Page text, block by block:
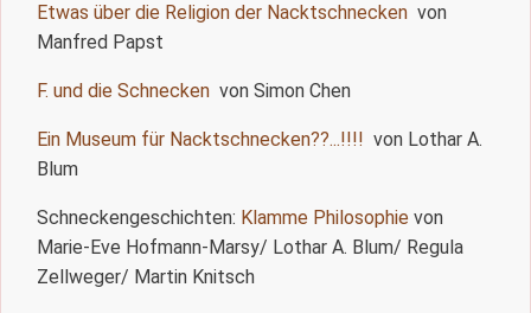
Etwas über die Religion der Nacktschnecken von
Manfred Papst
F. und die Schnecken von Simon Chen
Ein Museum für Nacktschnecken??...!!!! von Lothar A.
Blum
Schneckengeschichten: Klamme Philosophie von
Marie-Eve Hofmann-Marsy/ Lothar A. Blum/ Regula
Zellweger/ Martin Knitsch